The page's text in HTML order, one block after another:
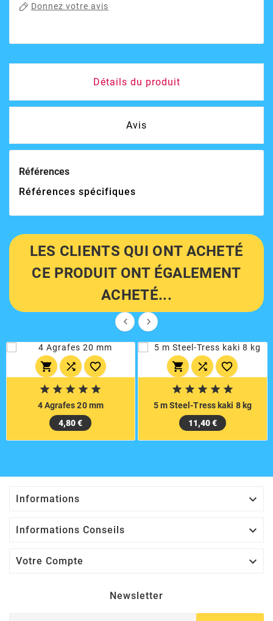
Donnez votre avis
Détails du produit
Avis
Références
Références spécifiques
LES CLIENTS QUI ONT ACHETÉ
CE PRODUIT ONT ÉGALEMENT
ACHETÉ...
 
  
    
4 Agrafes 20 mm
4,80 €
  
    
5 m Steel-Tress kaki 8 kg
11,40 €
Informations 
Informations Conseils 
Votre Compte 
Newsletter